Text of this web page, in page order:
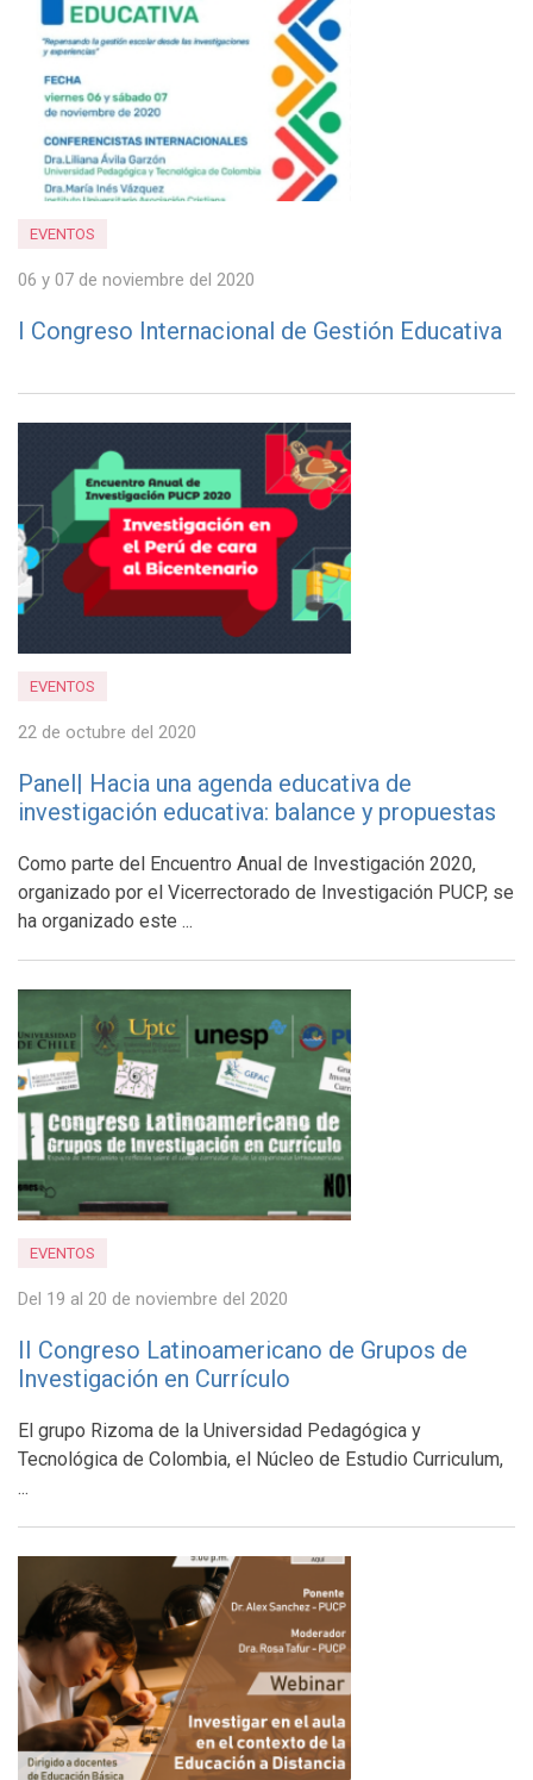
EVENTOS
06 y 07 de noviembre del 2020
I Congreso Internacional de Gestión Educativa
EVENTOS
22 de octubre del 2020
Panel| Hacia una agenda educativa de
investigación educativa: balance y propuestas
Como parte del Encuentro Anual de Investigación 2020,
organizado por el Vicerrectorado de Investigación PUCP, se
ha organizado este ...
EVENTOS
Del 19 al 20 de noviembre del 2020
II Congreso Latinoamericano de Grupos de
Investigación en Currículo
El grupo Rizoma de la Universidad Pedagógica y
Tecnológica de Colombia, el Núcleo de Estudio Curriculum,
...